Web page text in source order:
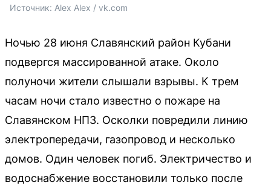
Источник: Alex Alex / vk.com
Ночью 28 июня Славянский район Кубани
подвергся массированной атаке. Около
полуночи жители слышали взрывы. К трем
часам ночи стало известно о пожаре на
Славянском НПЗ. Осколки повредили линию
электропередачи, газопровод и несколько
домов. Один человек погиб. Электричество и
водоснабжение восстановили только после